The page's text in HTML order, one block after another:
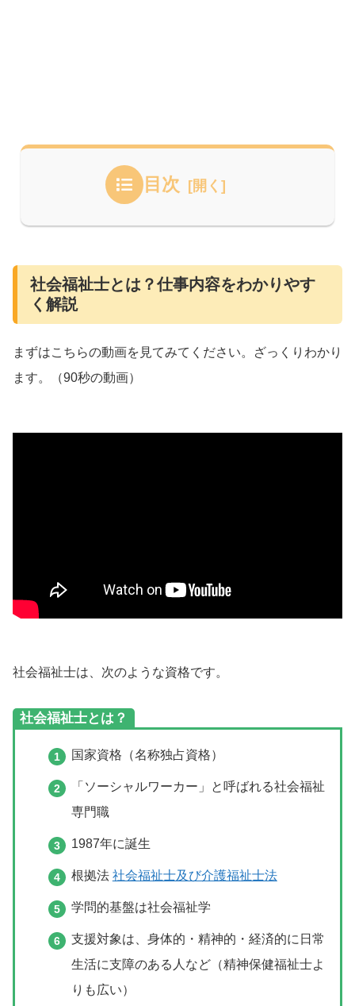
目次
社会福祉士とは？仕事内容をわかりやす
く解説
まずはこちらの動画を見てみてください。ざっくりわかり
ます。（90秒の動画）
社会福祉士は、次のような資格です。
社会福祉士とは？
国家資格（名称独占資格）
「ソーシャルワーカー」と呼ばれる社会福祉
専門職
1987年に誕生
根拠法 社会福祉士及び介護福祉士法
学問的基盤は社会福祉学
支援対象は、身体的・精神的・経済的に日常
生活に支障のある人など（精神保健福祉士よ
りも広い）